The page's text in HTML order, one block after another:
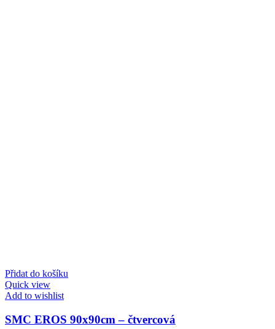
Přidat do košíku
Quick view
Add to wishlist
SMC EROS 90x90cm – čtvercová